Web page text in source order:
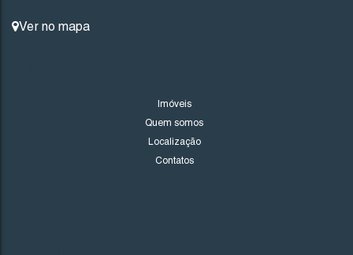
Ver no mapa
Imóveis
Quem somos
Localização
Contatos